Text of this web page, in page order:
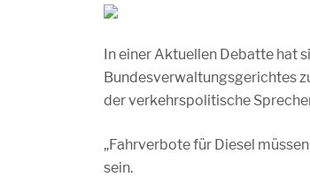
In einer Aktuellen Debatte hat
Bundesverwaltungsgerichtes
der verkehrspolitische
„Fahrverbote für Diesel
sein.